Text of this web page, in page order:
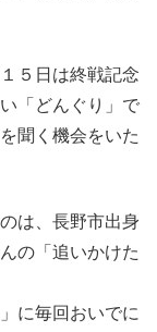
５日は終戦記念
「どんぐり」で
聞く機会をいた
は、長野市出身
の「追いかけた
に毎回おいでに